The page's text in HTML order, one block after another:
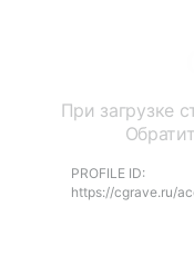
При загрузке
PROFILE ID:
https://cgrave.ru/